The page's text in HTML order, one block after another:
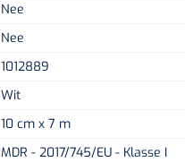
Nee
Nee
1012889
Wit
10 cm x 7 m
MDR - 2017/745/EU - Klasse I